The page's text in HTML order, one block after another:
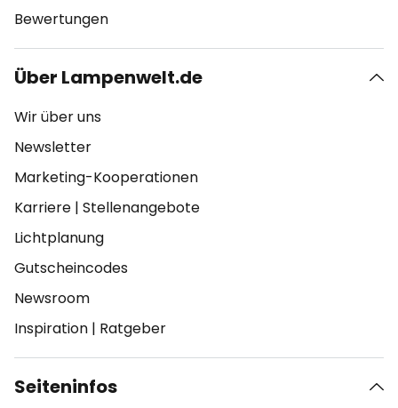
Bewertungen
Über Lampenwelt.de
Wir über uns
Newsletter
Marketing-Kooperationen
Karriere | Stellenangebote
Lichtplanung
Gutscheincodes
Newsroom
Inspiration | Ratgeber
Seiteninfos